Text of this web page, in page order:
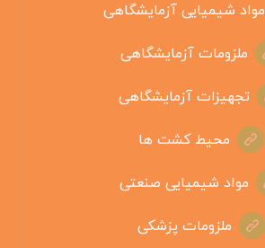
مواد شیمیایی آزمایشگاهی
ملزومات آزمایشگاهی
تجهیزات آزمایشگاهی
محیط کشت ها
مواد شیمیایی صنعتی
ملزومات پزشکی